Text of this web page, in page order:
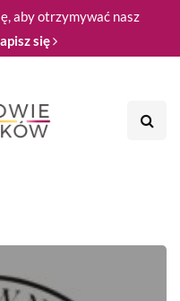
aby otrzymywać nasz
się